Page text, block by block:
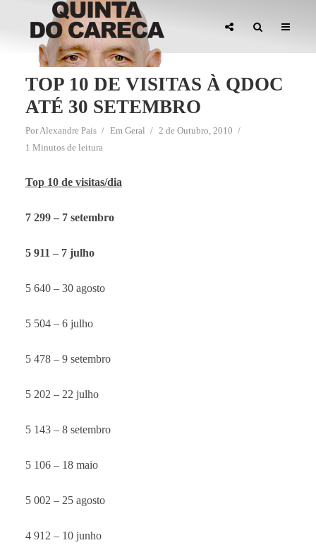
TOP 10 DE VISITAS À QDOC
ATÉ 30 SETEMBRO
PorAlexandre Pais Em Geral
2 de Outubro, 2010
1 Minutos de leitura
Top 10 de visitas/dia
7 299 – 7 setembro
5 911 – 7 julho
5 640 – 30 agosto
5 504 – 6 julho
5 478 – 9 setembro
5 202 – 22 julho
5 143 – 8 setembro
5 106 – 18 maio
5 002 – 25 agosto
4 912 – 10 junho